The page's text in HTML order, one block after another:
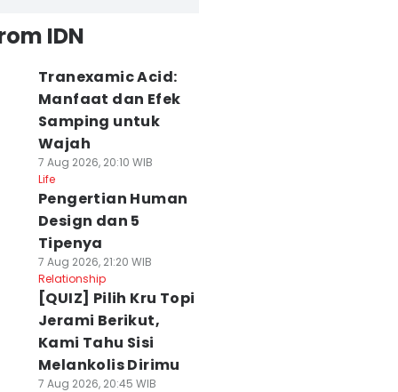
IDN
Tranexamic Acid:
Manfaat dan Efek
Samping untuk
Wajah
7 Aug 2026, 20:10 WIB
Life
Pengertian Human
Design dan 5
Tipenya
7 Aug 2026, 21:20 WIB
Relationship
[QUIZ] Pilih Kru Topi
Jerami Berikut,
Kami Tahu Sisi
Melankolis Dirimu
7 Aug 2026, 20:45 WIB